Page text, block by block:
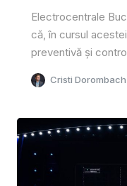
Electrocentrale
că, în cursul
preventivă și
Cristi Dorombach